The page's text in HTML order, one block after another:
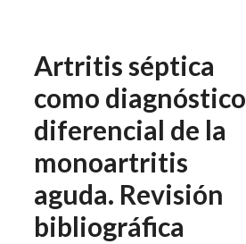
Artritis séptica
como diagnóstico
diferencial de la
monoartritis
aguda. Revisión
bibliográfica